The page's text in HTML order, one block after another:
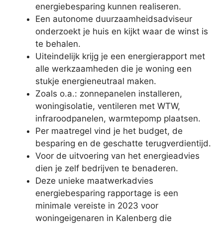
energiebesparing kunnen realiseren.
Een autonome duurzaamheidsadviseur
onderzoekt je huis en kijkt waar de winst is
te behalen.
Uiteindelijk krijg je een energierapport met
alle werkzaamheden die je woning een
stukje energieneutraal maken.
Zoals o.a.: zonnepanelen installeren,
woningisolatie, ventileren met WTW,
infraroodpanelen, warmtepomp plaatsen.
Per maatregel vind je het budget, de
besparing en de geschatte terugverdientijd.
Voor de uitvoering van het energieadvies
dien je zelf bedrijven te benaderen.
Deze unieke maatwerkadvies
energiebesparing rapportage is een
minimale vereiste in 2023 voor
woningeigenaren in Kalenberg die